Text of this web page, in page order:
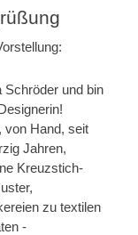
Schröder und bin
von Hand, seit
Jahren,
Kreuzstich-
zu textilen
-